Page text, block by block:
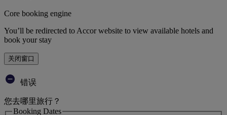
Core booking engine
You’ll be redirected to Accor website to view available hotels and
book your stay
关闭窗口
错误
您去哪里旅行？
Booking Dates